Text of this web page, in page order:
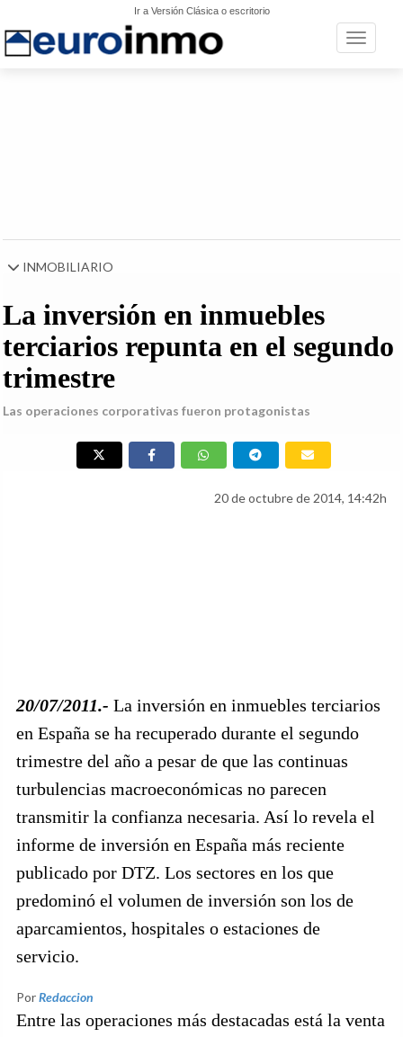
Ir a Versión Clásica o escritorio
Toggle
INMOBILIARIO
La inversión en inmuebles
terciarios repunta en el segundo
trimestre
Las operaciones corporativas fueron protagonistas
20 de octubre de 2014, 14:42h
20/07/2011.- La inversión en inmuebles terciarios
en España se ha recuperado durante el segundo
trimestre del año a pesar de que las continuas
turbulencias macroeconómicas no parecen
transmitir la confianza necesaria. Así lo revela el
informe de inversión en España más reciente
publicado por DTZ. Los sectores en los que
predominó el volumen de inversión son los de
aparcamientos, hospitales o estaciones de
servicio.
PorRedaccion
Entre las operaciones más destacadas está la venta